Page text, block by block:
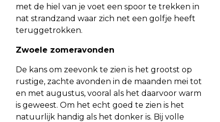
met de hiel van je voet een spoor te trekken in
nat strandzand waar zich net een golfje heeft
teruggetrokken.
Zwoele zomeravonden
De kans om zeevonk te zien is het grootst op
rustige, zachte avonden in de maanden mei tot
en met augustus, vooral als het daarvoor warm
is geweest. Om het echt goed te zien is het
natuurlijk handig als het donker is. Bij volle